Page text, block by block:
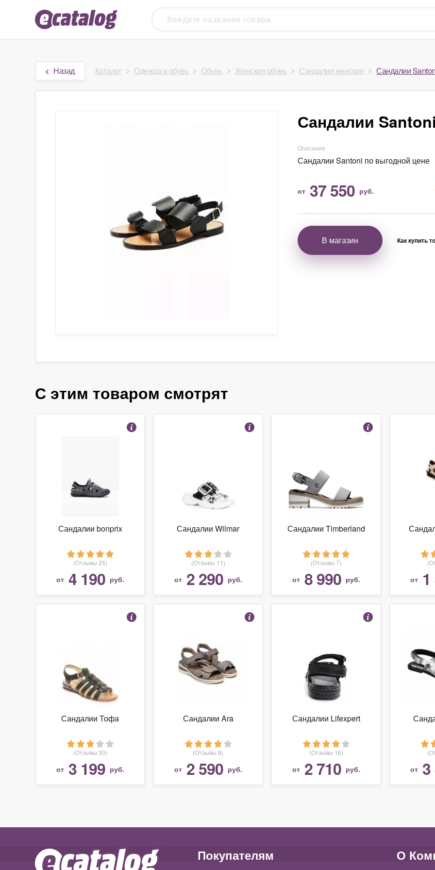
Назад Каталог Одежда и обувь Обувь Женская обувь Сандалии женские Сандалии
Сандалии Santoni
Описание
Сандалии Santoni по выгодной цене
от 37 550 руб.
В магазин Как купить
С этим товаром смотрят
Сандалии bonprix
(Отзывы 25)
от 4 190 руб.
Сандалии Wilmar
(Отзывы 11)
от 2 290 руб.
Сандалии Timberland
(Отзывы 7)
от 8 990 руб. от
Сандалии Тофа
(Отзывы 30)
от 3 199 руб.
Сандалии Ara
(Отзывы 8)
от 2 590 руб.
Сандалии Lifexpert
(Отзывы 16)
от 2 710 руб. от
Покупателям О